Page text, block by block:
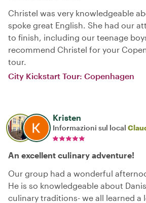
Christel was very knowledgeable
spoke great English. She had our
to finish, including our teenage
recommend Christel for your
tour.
City Kickstart Tour: Copenhagen
Kristen
Informazioni sul local
An excellent culinary adventure!
Our group had a wonderful
He is so knowledgeable about
culinary traditions- we all learned a